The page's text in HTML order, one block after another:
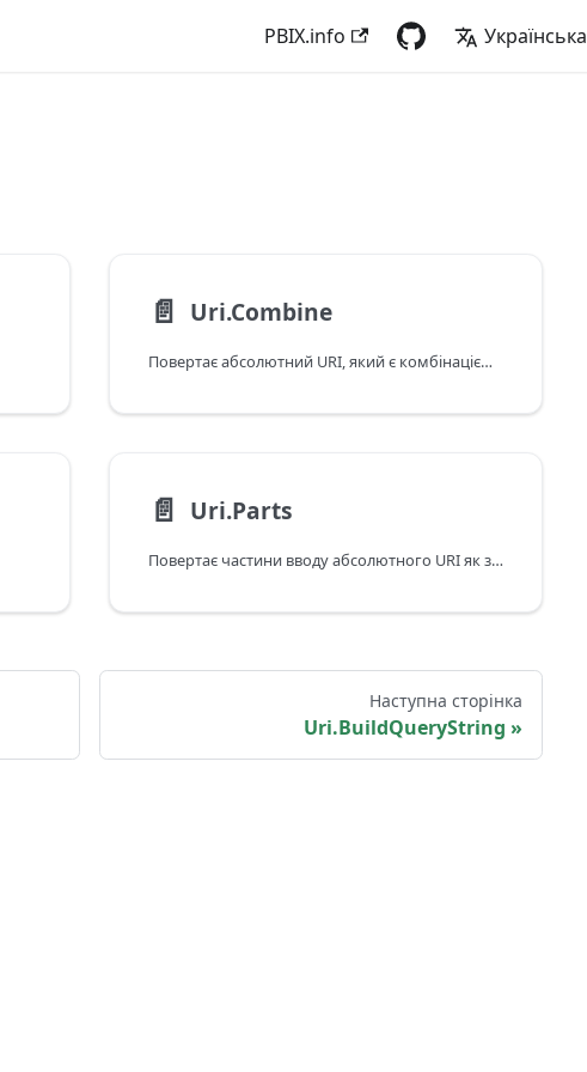
PBIX.info Українська
📄️ Uri.Combine
Повертає абсолютний URI, який є комбінацією URI вхідної бази та відносного URI.
📄️ Uri.Parts
Повертає частини вводу абсолютного URI як запис.
Наступна сторінка
Uri.BuildQueryString